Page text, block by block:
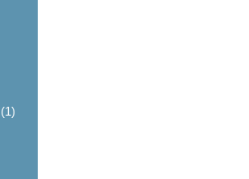
(1)